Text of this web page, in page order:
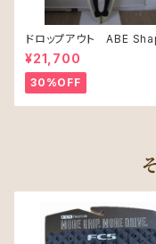
ドロップアウト ABE Shape
PRO JUNIR MODEL モ
¥21,700
30%OFF